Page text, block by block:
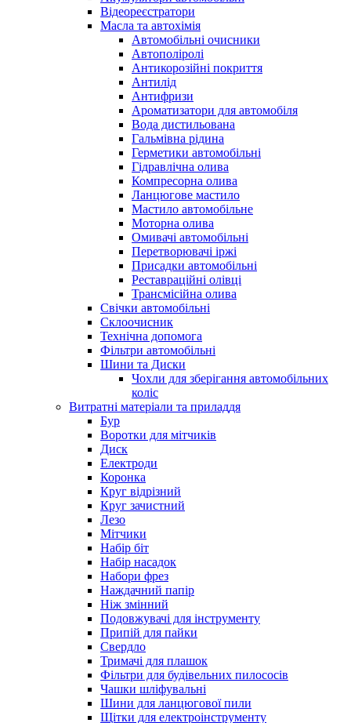
Відеореєстратори
Масла та автохімія
Автомобільні очисники
Автополіролі
Антикорозійні покриття
Антилід
Антифризи
Ароматизатори для автомобіля
Вода дистильована
Гальмівна рідина
Герметики автомобільні
Гідравлічна олива
Компресорна олива
Ланцюгове мастило
Мастило автомобільне
Моторна олива
Омивачі автомобільні
Перетворювачі іржі
Присадки автомобільні
Реставраційні олівці
Трансмісійна олива
Свічки автомобільні
Склоочисник
Технічна допомога
Фільтри автомобільні
Шини та Диски
Чохли для зберігання автомобільних
коліс
Витратні матеріали та приладдя
Бур
Воротки для мітчиків
Диск
Електроди
Коронка
Круг відрізний
Круг зачистний
Лезо
Мітчики
Набір біт
Набір насадок
Набори фрез
Наждачний папір
Ніж змінний
Подовжувачі для інструменту
Припій для пайки
Свердло
Тримачі для плашок
Фільтри для будівельних пилососів
Чашки шліфувальні
Шини для ланцюгової пили
Щітки для електроінструменту